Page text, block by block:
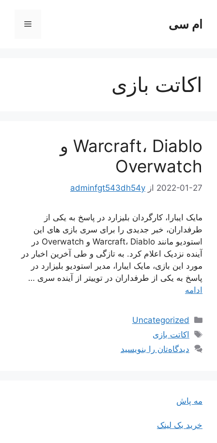
محتواام سی فهرست
اکاتت بازی
Warcraft، Diablo و
Overwatch
2022-01-27 از adminfgt543dh54y
مایک ایبارا، کارگردان بلیزارد در پاسخ به یکی از
طرفداران، خبر جدیدی را برای سری بازی های این
استودیو مانند Warcraft، Diablo و Overwatch در
آینده نزدیک اعلام کرد. به تازگی و طی آخرین اخبار در
مورد این بازی، مایک ایبارا، مدیر استودیو بلیزارد در
پاسخ به یکی از طرفداران در توییتر از آینده سری …
ادامه
دسته‌ها
Uncategorized
برچسب‌ها
اکاتت بازی
دیدگاه‌تان را بنویسید
مه پاش
خرید بک لینک